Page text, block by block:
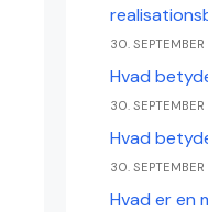
30.
Hvad
30.
Hvad
30.
Hvad er en